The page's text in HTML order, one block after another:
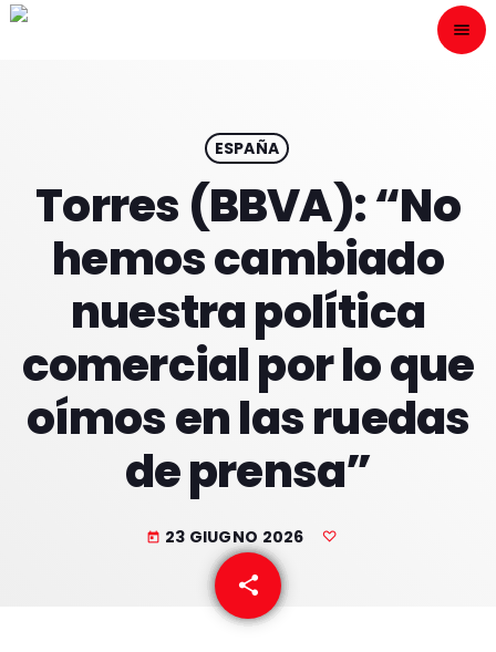
menu
play_arrow
HOME
PROGRAMACION
NUESTRAS FRECUENCIAS
ESPAÑA
Torres (BBVA): “No
hemos cambiado
nuestra política
comercial por lo que
oímos en las ruedas
de prensa”
today 23 GIUGNO 2026
share
email